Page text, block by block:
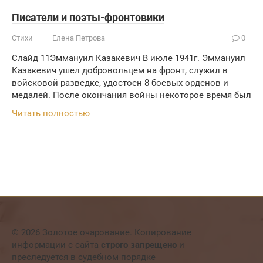
Писатели и поэты-фронтовики
Стихи Елена Петрова 0
Слайд 11Эммануил Казакевич В июле 1941г. Эммануил
Казакевич ушел добровольцем на фронт, служил в
войсковой разведке, удостоен 8 боевых орденов и
медалей. После окончания войны некоторое время был
Читать полностью
© 2026 Золотое очарование. Копирование
информации с сайта строго запрещено и
преследуется в судебном порядке